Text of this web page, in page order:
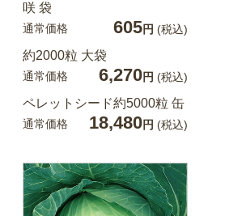
咲 袋
通常価格 605円 (税込)
約2000粒 大袋
通常価格 6,270円 (税込)
ペレットシード約5000粒 缶
通常価格 18,480円 (税込)